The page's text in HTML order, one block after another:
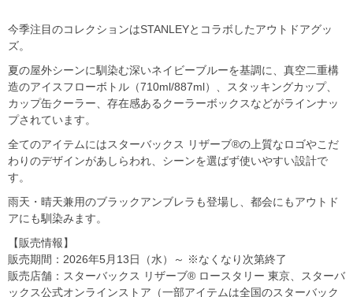
今季注目のコレクションはSTANLEYとコラボしたアウトドアグッ
ズ。
夏の屋外シーンに馴染む深いネイビーブルーを基調に、真空二重構
造のアイスフローボトル（710ml/887ml）、スタッキングカップ、
カップ缶クーラー、存在感あるクーラーボックスなどがラインナッ
プされています。
全てのアイテムにはスターバックス リザーブ®の上質なロゴやこだ
わりのデザインがあしらわれ、シーンを選ばず使いやすい設計で
す。
雨天・晴天兼用のブラックアンブレラも登場し、都会にもアウトド
アにも馴染みます。
【販売情報】
販売期間：2026年5月13日（水）～ ※なくなり次第終了
販売店舗：スターバックス リザーブ® ロースタリー 東京、スターバ
ックス公式オンラインストア（一部アイテムは全国のスターバック